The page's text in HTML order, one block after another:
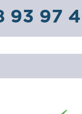
93 97